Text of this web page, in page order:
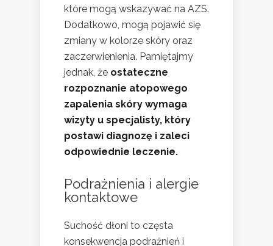
które mogą wskazywać na AZS.
Dodatkowo, mogą pojawić się
zmiany w kolorze skóry oraz
zaczerwienienia. Pamiętajmy
jednak, że ostateczne
rozpoznanie atopowego
zapalenia skóry wymaga
wizyty u specjalisty, który
postawi diagnozę i zaleci
odpowiednie leczenie.
Podrażnienia i alergie
kontaktowe
Suchość dłoni to częsta
konsekwencja podrażnień i